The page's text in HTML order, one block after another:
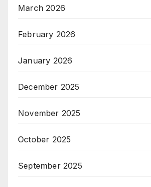
March 2026
February 2026
January 2026
December 2025
November 2025
October 2025
September 2025